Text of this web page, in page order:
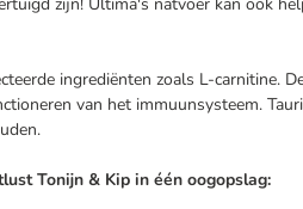
ingrediënten zoals L-carnitine.
van het immuunsysteem.
Tonijn & Kip in één oogopslag: